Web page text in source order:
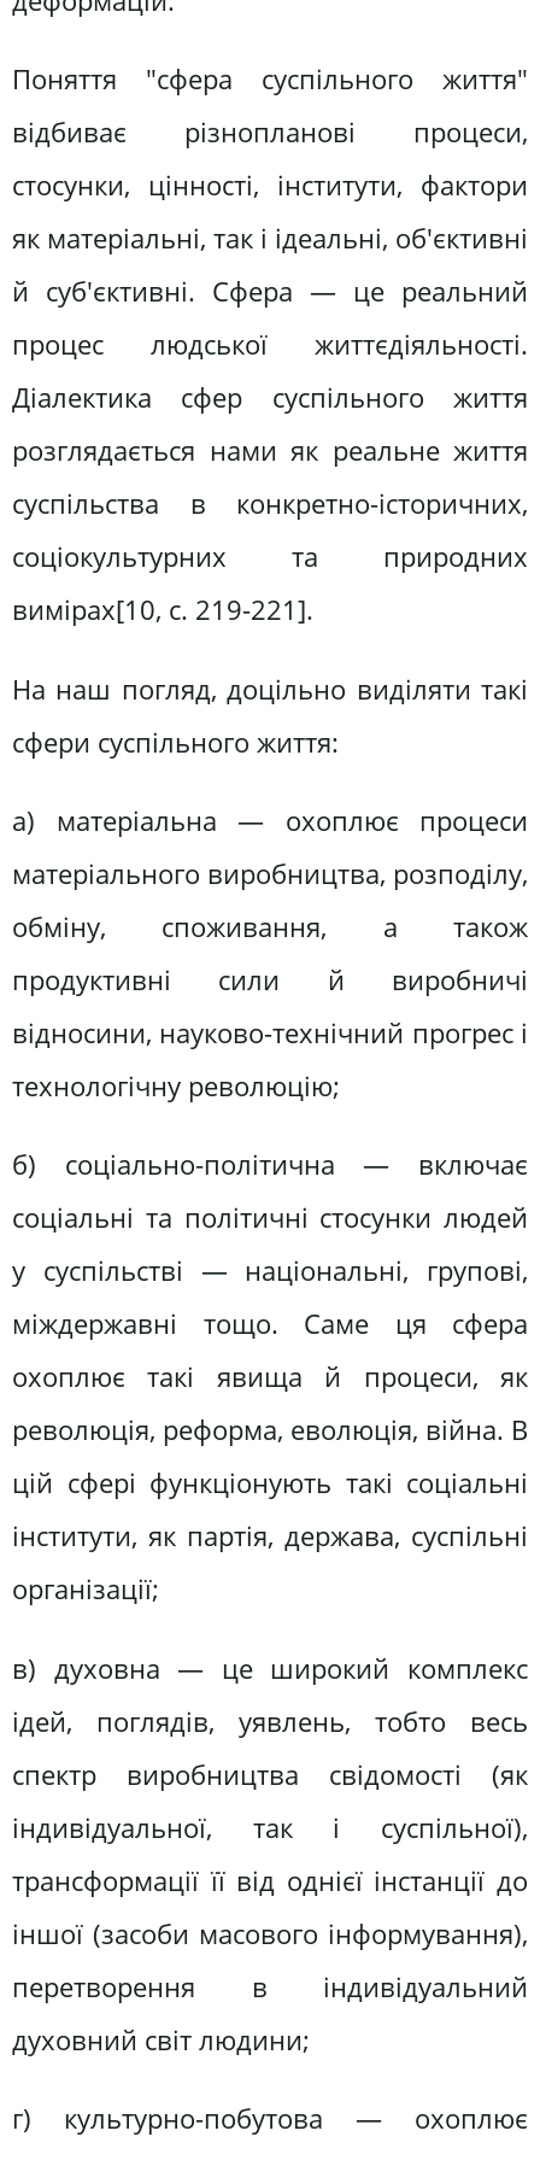
Поняття "сфера суспільного життя"
відбиває різнопланові процеси,
стосунки, цінності, інститути, фактори
як матеріальні, так і ідеальні, об'єктивні
й суб'єктивні. Сфера — це реальний
процес людської життєдіяльності.
Діалектика сфер суспільного життя
розглядається нами як реальне життя
суспільства в конкретно-історичних,
соціокультурних та природних
вимірах[10, c. 219-221].
На наш погляд, доцільно виділяти такі
сфери суспільного життя:
а) матеріальна — охоплює процеси
матеріального виробництва, розподілу,
обміну, споживання, а також
продуктивні сили й виробничі
відносини, науково-технічний прогрес і
технологічну революцію;
б) соціально-політична — включає
соціальні та політичні стосунки людей
у суспільстві — національні, групові,
міждержавні тощо. Саме ця сфера
охоплює такі явища й процеси, як
революція, реформа, еволюція, війна. В
цій сфері функціонують такі соціальні
інститути, як партія, держава, суспільні
організації;
в) духовна — це широкий комплекс
ідей, поглядів, уявлень, тобто весь
спектр виробництва свідомості (як
індивідуальної, так і суспільної),
трансформації її від однієї інстанції до
іншої (засоби масового інформування),
перетворення в індивідуальний
духовний світ людини;
г) культурно-побутова — охоплює